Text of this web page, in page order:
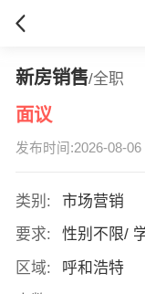
新房销售/全职
面议
发布时间:2026-08-06
类别:
市场营销
要求:
性别不限/
区域:
呼和浩特